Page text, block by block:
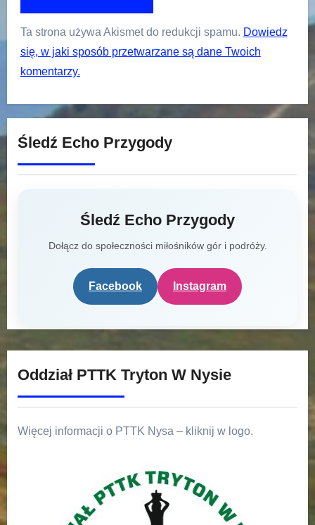
Ta strona używa Akismet do redukcji spamu. Dowiedz
się, w jaki sposób przetwarzane są dane Twoich
komentarzy.
Śledź Echo Przygody
Śledź Echo Przygody
Dołącz do społeczności miłośników gór i podróży.
Facebook Instagram
Oddział PTTK Tryton W Nysie
Więcej informacji o PTTK Nysa – kliknij w logo.